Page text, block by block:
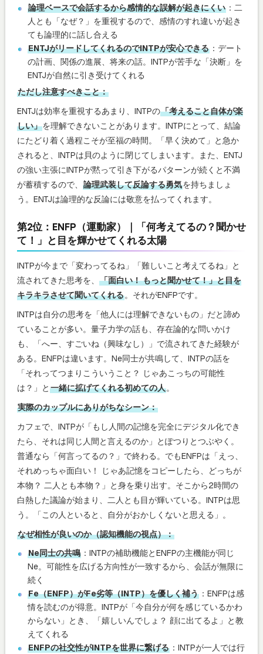
論理ベースで会話するから感情的な誤解が起きにくい ：二
人とも「なぜ？」を重視するので、感情のすれ違いが起き
ても論理的に話し合える
ENTJがリードしてくれるのでINTPが安心できる ：デート
の計画、関係の進展、将来の話。INTPが苦手な「決断」を
ENTJが自然に引き受けてくれる
ただし注意すべきこと：
ENTJは効率を重視するあまり、INTPの「考えること自体が楽
しい」を理解できないことがあります。INTPにとって、結論
にたどり着く過程こそが至福の時間。「早く決めて」と急か
されると、INTPは貝のように閉じてしまいます。また、ENTJ
の強い主張にINTPが黙って引き下がるパターンが続くと不満
が蓄積するので、 論理武装して反論する勇気を持ちましょ
う。ENTJは論理的な反論には敬意を払ってくれます。
第2位：ENFP（運動家）｜「何考えてるの？聞かせ
て！」と目を輝かせてくれる太陽
INTPが今まで「変わってるね」「難しいこと考えてるね」と
流されてきた思考を、 「面白い！ もっと聞かせて！」と目を
キラキラさせて聞いてくれる。それがENFPです。
INTPは自分の思考を「他人には理解できないもの」だと諦め
ていることが多い。量子力学の話も、存在論的な問いかけ
も、「へー、すごいね（興味なし）」で流されてきた経験が
ある。ENFPは違います。Ne同士が共鳴して、INTPの話を
「それってつまりこういうこと？ じゃあこっちの可能性
は？」と 一緒に拡げてくれる初めての人。
実際のカップルにありがちなシーン：
カフェで、INTPが「もし人間の記憶を完全にデジタル化でき
たら、それは同じ人間と言えるのか」とぽつりとつぶやく。
普通なら「何言ってるの？」で終わる。でもENFPは「えっ、
それめっちゃ面白い！ じゃあ記憶をコピーしたら、どっちが
本物？ 二人とも本物？」と身を乗り出す。そこから2時間の
白熱した議論が始まり、二人とも目が輝いている。INTPは思
う。「この人といると、自分がおかしくないと思える」。
なぜ相性が良いのか（認知機能の視点）：
Ne同士の共鳴 ：INTPの補助機能とENFPの主機能が同じ
Ne。可能性を広げる方向性が一致するから、会話が無限に
続く
Fe（ENFP）がFe劣等（INTP）を優しく補う ：ENFPは感
情を読むのが得意。INTPが「今自分が何を感じているかわ
からない」とき、「嬉しいんでしょ？ 顔に出てるよ」と教
えてくれる
ENFPの社交性がINTPを世界に繋げる ：INTPが一人では行